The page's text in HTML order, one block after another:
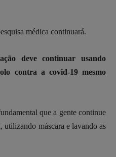
médica continuará.
deve continuar usando
contra a covid-19 mesmo
que a gente continue
utilizando máscara e lavando as